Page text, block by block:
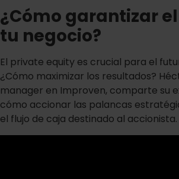
¿Cómo garantizar
tu negocio?
El private equity es crucial para el
¿Cómo maximizar los resultados?
manager en Improven, comparte su
cómo accionar las palancas
el flujo de caja destinado al accionista.